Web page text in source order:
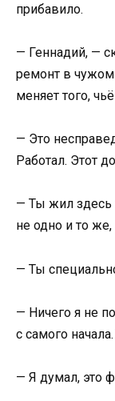
прибавило.
— Геннадий, —
ремонт в
меняет того,
— Это
Работал. Этот
— Ты жил здесь
не одно и то
— Ты
— Ничего я не
с самого
— Я думал, это